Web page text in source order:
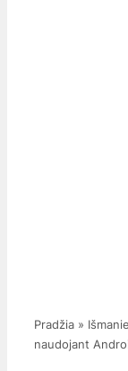
Pradžia »
naudojant